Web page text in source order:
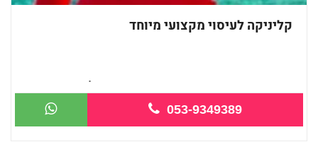
קליניקה לעיסוי מקצועי מיוחד
חדשה בחיפה עיסוי מקצועי מזמינה אותך ל...
053-9349389